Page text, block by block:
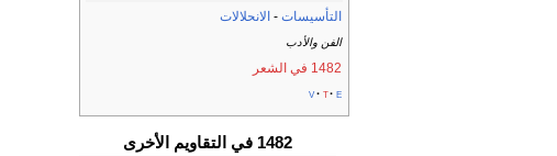
التأسيسات - الانحلالات
الفن والأدب
1482 في الشعر
v t e
1482 في التقاويم الأخرى